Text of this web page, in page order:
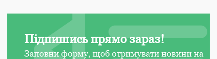
Підпишись прямо зараз!
Заповни форму, щоб отримувати новини на